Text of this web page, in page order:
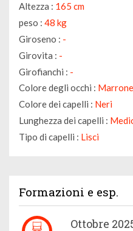
Altezza : 165 cm
peso : 48 kg
Giroseno : -
Girovita : -
Girofianchi : -
Colore degli occhi : Marrone
Colore dei capelli : Neri
Lunghezza dei capelli :
Tipo di capelli : Lisci
Formazioni e esp.
Ottobre